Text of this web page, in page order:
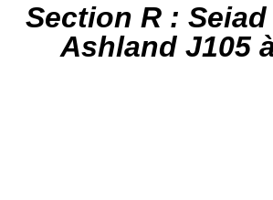
Section R : Seiad
Ashland J105